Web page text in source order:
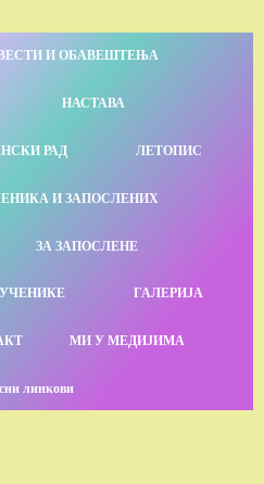
И ОБАВЕШТЕЊА
НАСТАВА
РАД ЛЕТОПИС
И ЗАПОСЛЕНИХ
ЗА ЗАПОСЛЕНЕ
ГАЛЕРИЈА
МИ У МЕДИЈИМА
линкови